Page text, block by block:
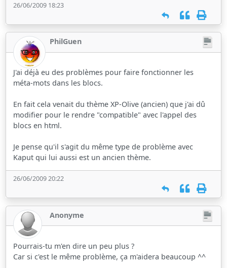
26/06/2009 18:23
PhilGuen
J'ai déjà eu des problèmes pour faire fonctionner les
méta-mots dans les blocs.
En fait cela venait du thème XP-Olive (ancien) que j'ai dû
modifier pour le rendre "compatible" avec l'appel des
blocs en html.
Je pense qu'il s'agit du même type de problème avec
Kaput qui lui aussi est un ancien thème.
26/06/2009 20:22
Anonyme
Pourrais-tu m'en dire un peu plus ?
Car si c'est le même problème, ça m'aidera beaucoup ^^